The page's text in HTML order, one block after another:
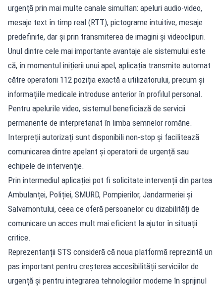
urgență prin mai multe canale simultan: apeluri audio-video,
mesaje text în timp real (RTT), pictograme intuitive, mesaje
predefinite, dar și prin transmiterea de imagini și videoclipuri.
Unul dintre cele mai importante avantaje ale sistemului este
că, în momentul inițierii unui apel, aplicația transmite automat
către operatorii 112 poziția exactă a utilizatorului, precum și
informațiile medicale introduse anterior în profilul personal.
Pentru apelurile video, sistemul beneficiază de servicii
permanente de interpretariat în limba semnelor române.
Interpreții autorizați sunt disponibili non-stop și facilitează
comunicarea dintre apelant și operatorii de urgență sau
echipele de intervenție.
Prin intermediul aplicației pot fi solicitate intervenții din partea
Ambulanței, Poliției, SMURD, Pompierilor, Jandarmeriei și
Salvamontului, ceea ce oferă persoanelor cu dizabilități de
comunicare un acces mult mai eficient la ajutor în situații
critice.
Reprezentanții STS consideră că noua platformă reprezintă un
pas important pentru creșterea accesibilității serviciilor de
urgență și pentru integrarea tehnologiilor moderne în sprijinul